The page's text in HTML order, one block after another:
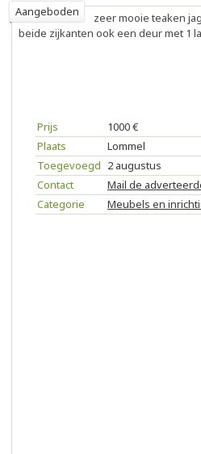
Aangeboden
zeer mooie teaken
beide zijkanten ook een deur met 1
Prijs
1000 €
Plaats
Lommel
Toegevoegd 2 augustus
Contact
Mail de
Categorie
Meubels en